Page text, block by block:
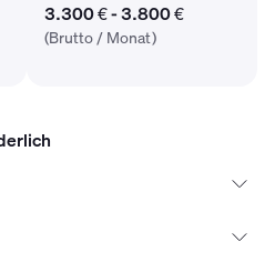
3.300 € - 3.800 €
(Brutto / Monat)